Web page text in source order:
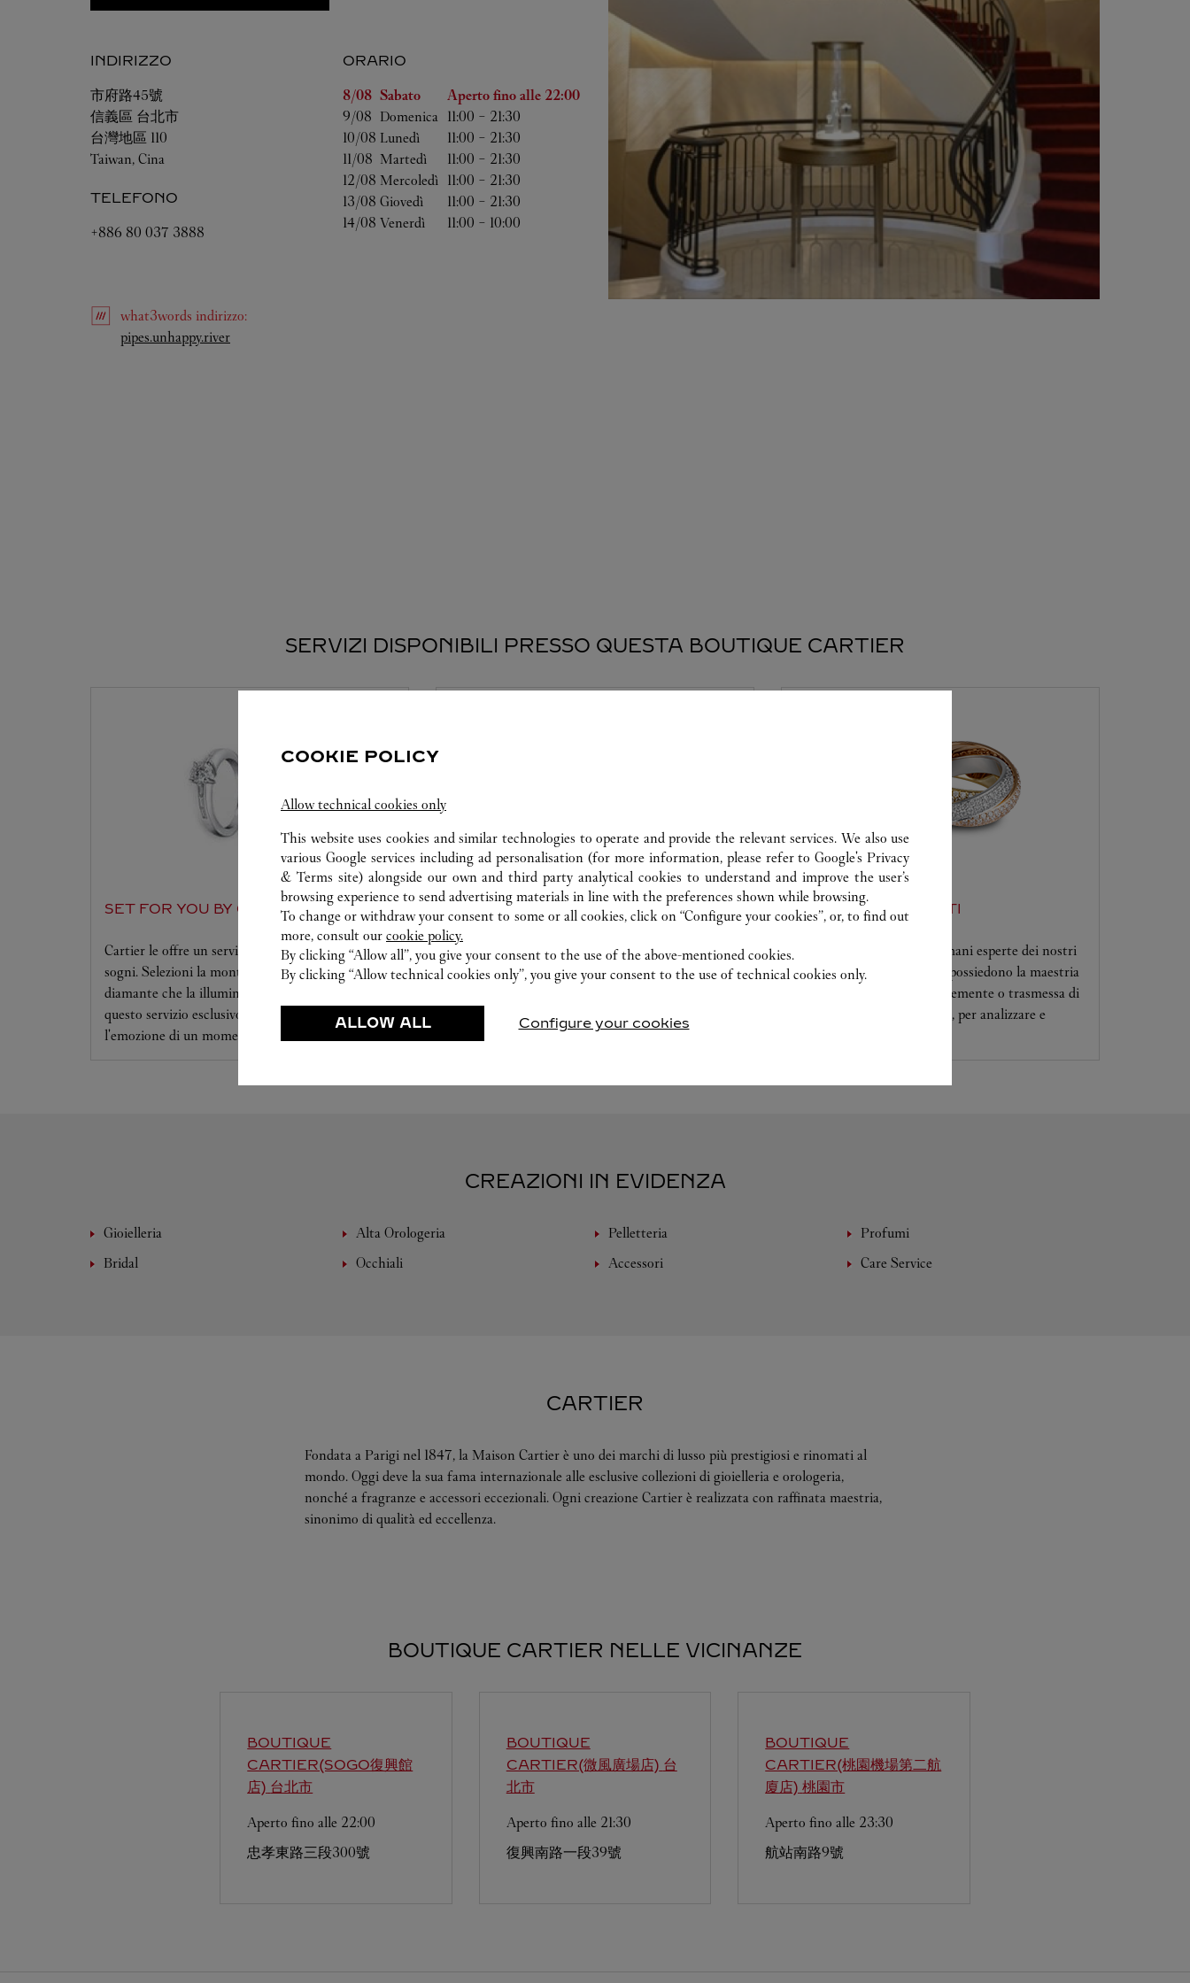
INDIRIZZO
市府路45號
信義區 台北市
台灣地區 110
Taiwan, Cina
TELEFONO
+886 80 037 3888
ORARIO
Giorno della settimanaOrario
8/08 Sabato Aperto fino alle 22:00
9/08 Domenica 11:00 - 21:30
10/08 Lunedì 11:00 - 21:30
11/08 Martedì 11:00 - 21:30
12/08 Mercoledì 11:00 - 21:30
13/08 Giovedì 11:00 - 21:30
14/08 Venerdì 11:00 - 10:00
what3words indirizzo:
pipes.unhappy.riverLink Opens in New Tab
SERVIZI DISPONIBILI PRESSO QUESTA BOUTIQUE CARTIER
SET FOR YOU BY CARTIER
Cartier le offre un servizio all'altezza dei suoi
sogni. Selezioni la montatura desiderata e il
diamante che la illuminerà. Si lasci sedurre da
questo servizio esclusivo che la condurrà verso
l'emozione di un momento unico.
LABORATORIO DI OROLOGERIA
I nostri esperti Cartier sono a vostra disposizione
in questa boutique per effettuare una diagnosi
possibile, alla risoluzione immediata del problema.
ASSISTENZA CLIENTI
Affidi le sue creazioni alle mani esperte dei nostri
artigiani Cartier. Solo loro possiedono la maestria
necessaria, acquisita recentemente o trasmessa di
generazione in generazione, per analizzare e
CREAZIONI IN EVIDENZA
Gioielleria Alta Orologeria Pelletteria
Profumi
Bridal
Occhiali Accessori Care Service
CARTIER
Fondata a Parigi nel 1847, la Maison Cartier è uno dei marchi di lusso più prestigiosi e rinomati al
mondo. Oggi deve la sua fama internazionale alle esclusive collezioni di gioielleria e orologeria,
nonché a fragranze e accessori eccezionali. Ogni creazione Cartier è realizzata con raffinata maestria,
sinonimo di qualità ed eccellenza.
BOUTIQUE CARTIER NELLE VICINANZE
BOUTIQUE
CARTIER(SOGO復興館
店) 台北市
Aperto fino alle 22:00
忠孝東路三段300號
BOUTIQUE
CARTIER(微風廣場店) 台
北市
Aperto fino alle 21:30
復興南路一段39號
BOUTIQUE
CARTIER(桃園機場第二航
廈店) 桃園市
Aperto fino alle 23:30
航站南路9號
COOKIE POLICY
Allow technical cookies only
This website uses cookies and similar technologies to operate and provide the relevant services. We also use
various Google services including ad personalisation (for more information, please refer toGoogle's Privacy
& Terms site) alongside our own and third party analytical cookies to understand and improve the user’s
browsing experience to send advertising materials in line with the preferences shown while browsing.
To change or withdraw your consent to some or all cookies, click on “Configure your cookies”, or, to find out
more, consult our cookie policy.
By clicking “Allow all”, you give your consent to the use of the above-mentioned cookies.
By clicking “Allow technical cookies only”, you give your consent to the use of technical cookies only.
ALLOW ALL Configure your cookies